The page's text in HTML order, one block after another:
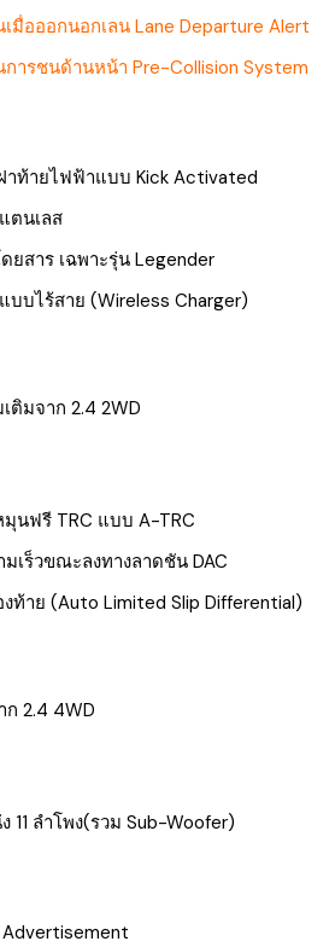
เมื่อออกนอกเลน Lane Departure Alert
การชนด้านหน้า Pre-Collision System
าท้ายไฟฟ้าแบบ Kick Activated
ตนเลส
ยสาร เฉพาะรุ่น Legender
บไร้สาย (Wireless Charger)
ติมจาก 2.4 2WD
นฟรี TRC แบบ A-TRC
เร็วขณะลงทางลาดชัน DAC
ท้าย (Auto Limited Slip Differential)
ก 2.4 4WD
11 ลำโพง(รวม Sub-Woofer)
Advertisement